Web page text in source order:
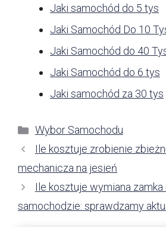
Jaki samochód do 5 tys
Jaki Samochód Do 10
Jaki Samochód do 40
Jaki Samochód do 6 tys
Jaki samochód za 30 tys
Kategorie
Wybor Samochodu
Ile kosztuje zrobienie
mechanicza na jesień
Ile kosztuje wymiana
samochodzie: sprawdzamy